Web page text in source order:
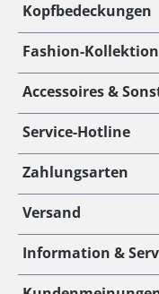
Kopfbedeckungen
Fashion-Kollektion
Accessoires &
Service-Hotline
Zahlungsarten
Versand
Information &